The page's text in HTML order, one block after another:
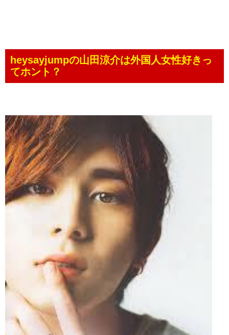
heysayjumpの山田涼介は外国人女性好きっ
てホント？